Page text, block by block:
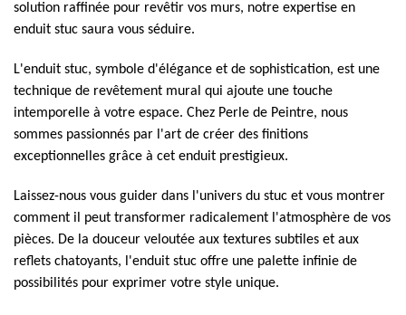
solution raffinée pour revêtir vos murs, notre expertise en
enduit stuc saura vous séduire.
L'enduit stuc, symbole d'élégance et de sophistication, est une
technique de revêtement mural qui ajoute une touche
intemporelle à votre espace. Chez Perle de Peintre, nous
sommes passionnés par l'art de créer des finitions
exceptionnelles grâce à cet enduit prestigieux.
Laissez-nous vous guider dans l'univers du stuc et vous montrer
comment il peut transformer radicalement l'atmosphère de vos
pièces. De la douceur veloutée aux textures subtiles et aux
reflets chatoyants, l'enduit stuc offre une palette infinie de
possibilités pour exprimer votre style unique.